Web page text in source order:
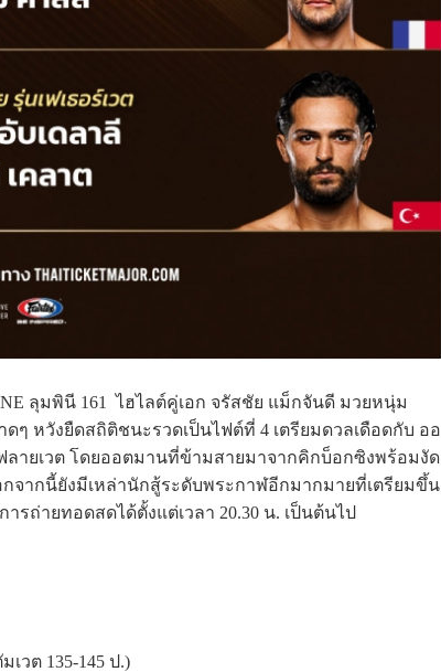
ลุมพินี 161 ไฮไลต์คู่เอก จรัสชัย แม็กจันดี มวยหนุ่ม
หวังยืดสถิติชนะรวดเป็นไฟต์ที่ 4 เตรียมดวลเดือดกับ ออ
ายเวต โดยออตมานที่ข้ามสายมาจากคิกบ็อกซิงพร้อมงัด
ากนี้ยังมีเหล่านักสู้ระดับพระกาฬอีกมากมายที่เตรียมขึ้น
ถ่ายทอดสดได้ตั้งแต่เวลา 20.30 น. เป็นต้นไป
วต 135-145 ป.)